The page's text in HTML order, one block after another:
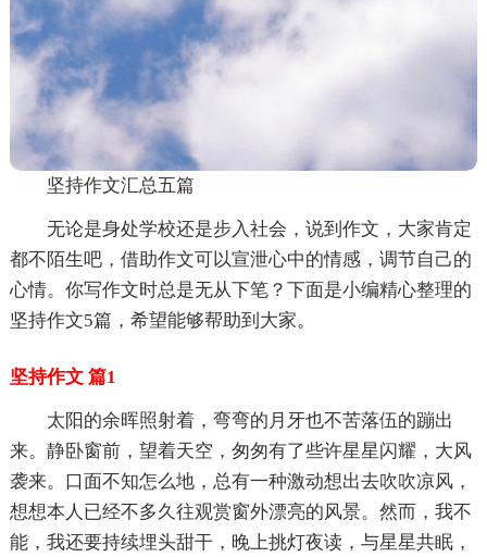
坚持作文汇总五篇
无论是身处学校还是步入社会，说到作文，大家肯定
都不陌生吧，借助作文可以宣泄心中的情感，调节自己的
心情。你写作文时总是无从下笔？下面是小编精心整理的
坚持作文5篇，希望能够帮助到大家。
坚持作文 篇1
太阳的余晖照射着，弯弯的月牙也不苦落伍的蹦出
来。静卧窗前，望着天空，匆匆有了些许星星闪耀，大风
袭来。口面不知怎么地，总有一种激动想出去吹吹凉风，
想想本人已经不多久往观赏窗外漂亮的风景。然而，我不
能，我还要持续埋头甜干，晚上挑灯夜读，与星星共眠，